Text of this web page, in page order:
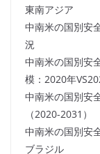
東南アジア
中南米の国別安
況
中南米の国別安
模：2020年
中南米の国別安
（2020-2031）
中南米の国別安
ブラジル